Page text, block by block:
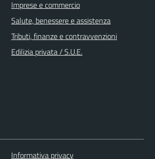
Imprese e commercio
Salute, benessere e assistenza
Tributi, finanze e contravvenzioni
Edilizia privata / S.U.E.
Informativa privacy